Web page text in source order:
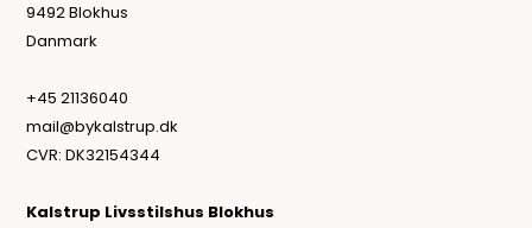
9492 Blokhus
Danmark
+45 21136040
mail@bykalstrup.dk
CVR: DK32154344
Kalstrup Livsstilshus Blokhus